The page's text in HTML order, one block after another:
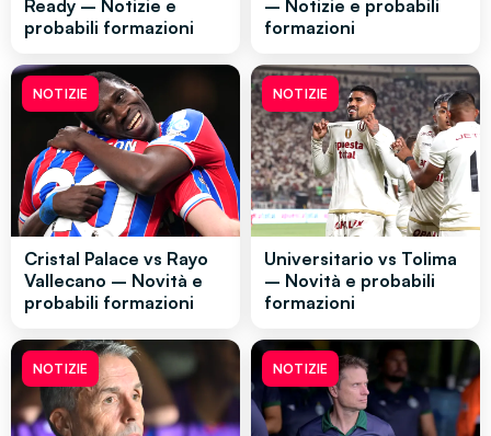
Ready – Notizie e
probabili formazioni
– Notizie e probabili
formazioni
NOTIZIE
Cristal Palace vs Rayo
Vallecano – Novità e
probabili formazioni
NOTIZIE
Universitario vs Tolima
– Novità e probabili
formazioni
NOTIZIE NOTIZIE